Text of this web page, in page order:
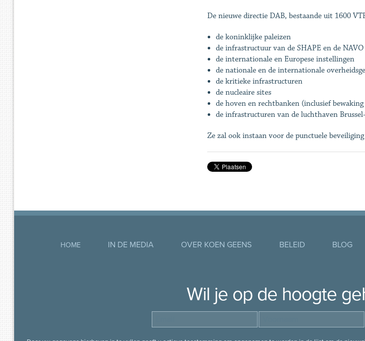
De nieuwe directie DAB, bestaande uit 1600
de koninklijke paleizen
de infrastructuur van de SHAPE en de NAVO
de internationale en Europese instellingen
de nationale en de internationale
de kritieke infrastructuren
de nucleaire sites
de hoven en rechtbanken (inclusief
de infrastructuren van de luchthaven
Ze zal ook instaan voor de punctuele
HOME IN DE MEDIA OVER KOEN GEENS BELEID BLOG
Wil je op de hoogte